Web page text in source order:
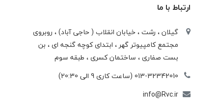
ارتباط با ما
گیلان ، رشت ، خيابان انقلاب ( حاجی آباد) ، روبروی
مجتمع كامپيوتر گهر ، ابتدای كوچه گنجه ای ، بن
بست صفاری ، ساختمان كسری ، طبقه سوم
013-32342010 (ساعت کاری 9 الی 20:30)
info@Rvc.ir